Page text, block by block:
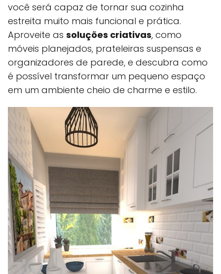
você será capaz de tornar sua cozinha
estreita muito mais funcional e prática.
Aproveite as soluções criativas, como
móveis planejados, prateleiras suspensas e
organizadores de parede, e descubra como
é possível transformar um pequeno espaço
em um ambiente cheio de charme e estilo.